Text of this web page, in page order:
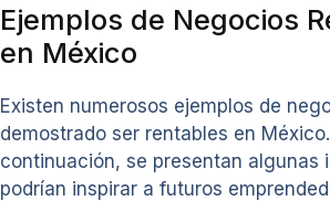
Ejemplos de Negocios
en México
Existen numerosos ejemplos de
demostrado ser rentables en
continuación, se presentan algunas
podrían inspirar a futuros